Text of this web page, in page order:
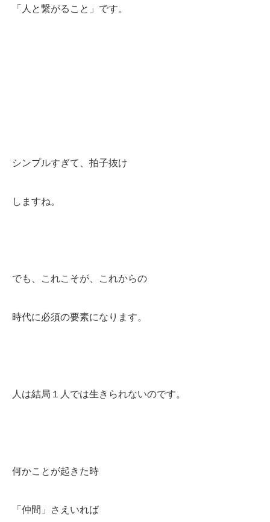
「人と繋がること」です。
シンプルすぎて、拍子抜け
しますね。
でも、これこそが、これからの
時代に必須の要素になります。
人は結局１人では生きられないのです。
何かことが起きた時
「仲間」さえいれば